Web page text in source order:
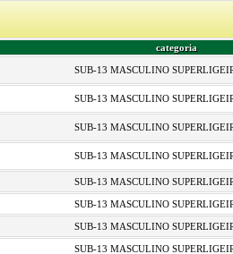
categoria
SUB-13 MASCULINO
SUB-13 MASCULINO
SUB-13 MASCULINO
SUB-13 MASCULINO
SUB-13 MASCULINO
SUB-13 MASCULINO
SUB-13 MASCULINO
SUB-13 MASCULINO